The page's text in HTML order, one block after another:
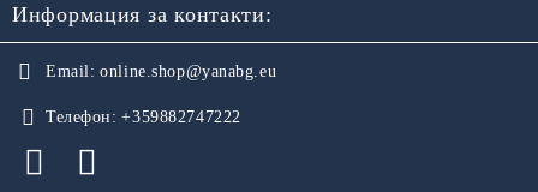
Информация за контакти:
Email: online.shop@yanabg.eu
Телефон: +359882747222